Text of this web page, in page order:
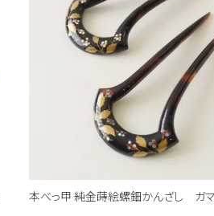
本べっ甲 純金蒔絵螺鈿かんざし ガ